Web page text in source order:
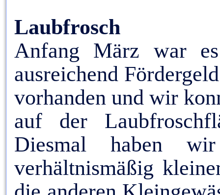
Laubfrosch
Anfang März war
ausreichend
vorhanden und wir
auf der
Diesmal haben
verhältnismäßig